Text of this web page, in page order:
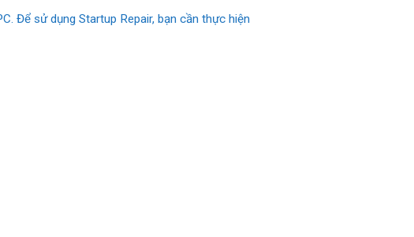
Để sử dụng Startup Repair, bạn cần thực hiện